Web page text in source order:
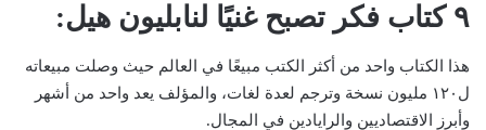
٩ كتاب فكر تصبح غنيًا لنابليون هيل:
هذا الكتاب واحد من أكثر الكتب مبيعًا في العالم حيث وصلت مبيعاته
ل١٢٠ مليون نسخة وترجم لعدة لغات، والمؤلف يعد واحد من أشهر
وأبرز الاقتصاديين والرايادين في المجال.